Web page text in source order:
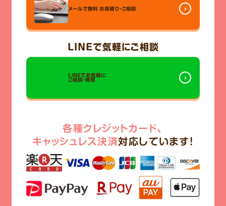
メールで無料 お見積り・ご相談
LINEで気軽にご相談
LINEでお気軽に
ご相談・質問
各種クレジットカード、
キャッシュレス決済対応しています!